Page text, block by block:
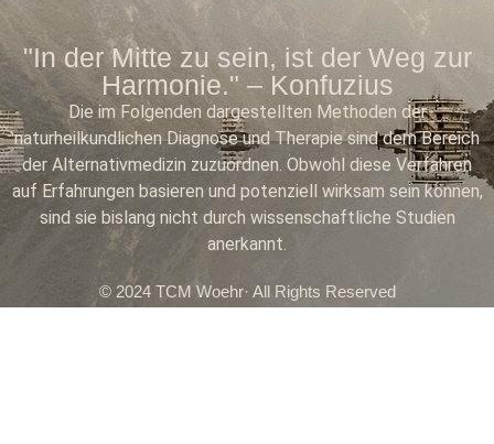
"In der Mitte zu sein, ist der Weg zur
Harmonie." – Konfuzius
Die im Folgenden dargestellten Methoden der
naturheilkundlichen Diagnose und Therapie sind dem Bereich
der Alternativmedizin zuzuordnen. Obwohl diese Verfahren
auf Erfahrungen basieren und potenziell wirksam sein können,
sind sie bislang nicht durch wissenschaftliche Studien
anerkannt.
© 2024 TCM Woehr· All Rights Reserved